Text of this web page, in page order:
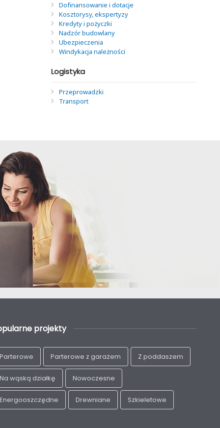
Dofinansowanie i dotacje
Kosztorysy, ekspertyzy
Kredyty i pożyczki
Nadzór budowlany
Ubezpieczenia
Windykacja należności
Logistyka
Przeprowadzki
Transport
projekty
Parterowe Parterowe z garażem Z poddaszem
Na wąską działkę Nowoczesne
Energooszczędne Drewniane Szkieletowe